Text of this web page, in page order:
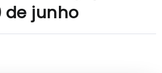
de junho